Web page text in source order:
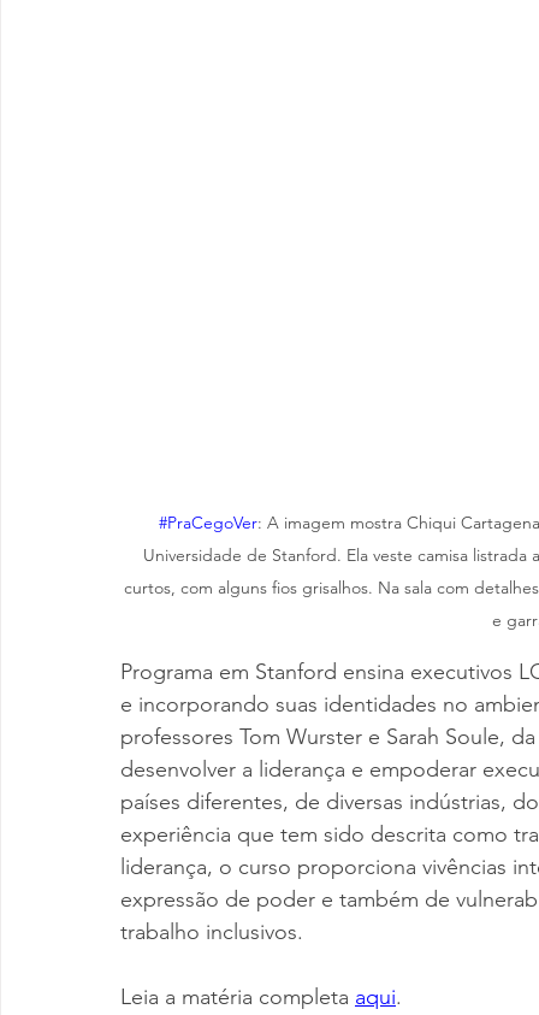
#PraCegoVer: A imagem mostra Chiqui
Universidade de Stanford. Ela veste camisa
curtos, com alguns fios grisalhos. Na sala com
e
Programa em Stanford ensina executivos
e incorporando suas identidades no
professores Tom Wurster e Sarah Soule,
desenvolver a liderança e empoderar
países diferentes, de diversas indústrias,
experiência que tem sido descrita como
liderança, o curso proporciona vivências
expressão de poder e também de
trabalho inclusivos.
Leia a matéria completa aqui.